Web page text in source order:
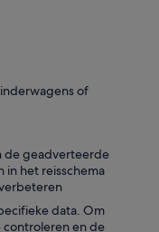
of
de geadverteerde
het reisschema
data. Om
controleren en de